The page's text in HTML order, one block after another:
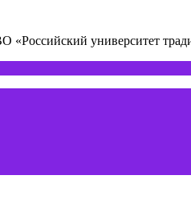
«Российский университет